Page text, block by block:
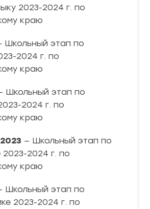
2023-2024 г. по
краю
Школьный этап по
2024 г. по
краю
Школьный этап по
2024 г. по
краю
— Школьный этап по
2023-2024 г. по
краю
Школьный этап по
2023-2024 г. по